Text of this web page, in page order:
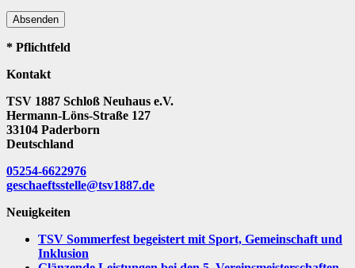
Absenden
* Pflichtfeld
Kontakt
TSV 1887 Schloß Neuhaus e.V.
Hermann-Löns-Straße 127
33104 Paderborn
Deutschland
05254-6622976
geschaeftsstelle@tsv1887.de
Neuigkeiten
TSV Sommerfest begeistert mit Sport, Gemeinschaft und
Inklusion